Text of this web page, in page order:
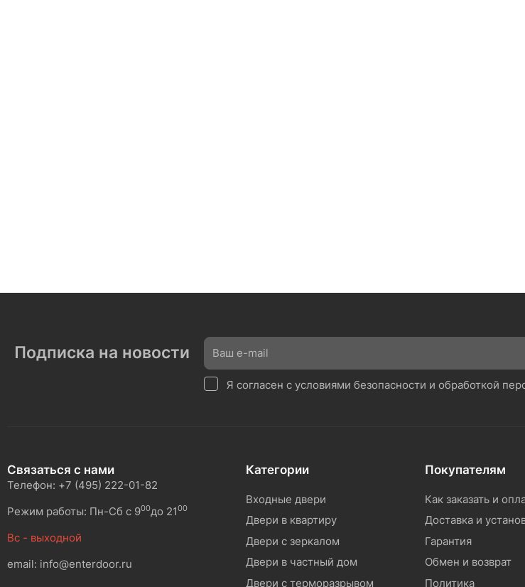
Подписка на новости
Я согласен с условиями безопасности и обработкой
Связаться с нами
Телефон: +7 (495) 222-01-82
Режим работы: Пн-Сб с 900до 2100
Вс - выходной
email: info@enterdoor.ru
Категории
Входные двери
Двери в квартиру
Двери с зеркалом
Двери в частный дом
Двери с терморазрывом
Покупателям
Как заказать и
Доставка и
Гарантия
Обмен и возврат
Политика